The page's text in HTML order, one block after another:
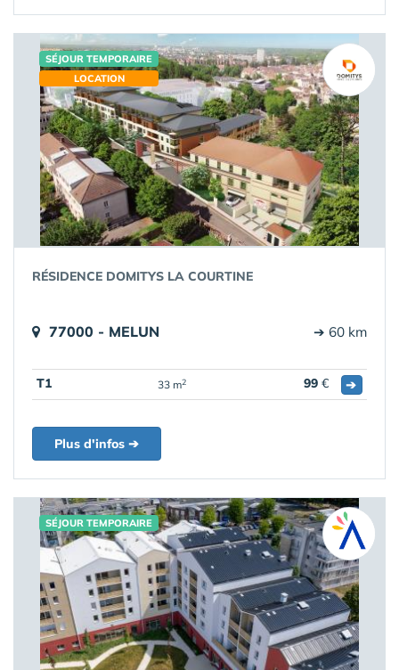
SÉJOUR TEMPORAIRE
LOCATION
RÉSIDENCE DOMITYS LA COURTINE
77000 - MELUN ➔ 60 km
T1 33 m2 99 € ➔
Plus d'infos ➔
SÉJOUR TEMPORAIRE